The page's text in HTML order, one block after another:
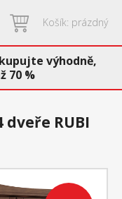
Košík: prázdný
výhodně,
70 %
RUBI